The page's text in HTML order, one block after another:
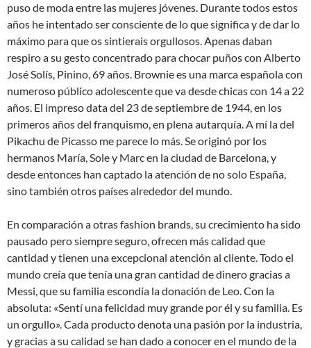
puso de moda entre las mujeres jóvenes. Durante todos estos
años he intentado ser consciente de lo que significa y de dar lo
máximo para que os sintierais orgullosos. Apenas daban
respiro a su gesto concentrado para chocar puños con Alberto
José Solís, Pinino, 69 años. Brownie es una marca española con
numeroso público adolescente que va desde chicas con 14 a 22
años. El impreso data del 23 de septiembre de 1944, en los
primeros años del franquismo, en plena autarquía. A mí la del
Pikachu de Picasso me parece lo más. Se originó por los
hermanos María, Sole y Marc en la ciudad de Barcelona, y
desde entonces han captado la atención de no solo España,
sino también otros países alrededor del mundo.
En comparación a otras fashion brands, su crecimiento ha sido
pausado pero siempre seguro, ofrecen más calidad que
cantidad y tienen una excepcional atención al cliente. Todo el
mundo creía que tenía una gran cantidad de dinero gracias a
Messi, que su familia escondía la donación de Leo. Con la
absoluta: «Sentí una felicidad muy grande por él y su familia. Es
un orgullo». Cada producto denota una pasión por la industria,
y gracias a su calidad se han dado a conocer en el mundo de la